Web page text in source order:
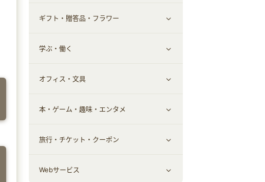
定額制有料コンテンツ
仮想通貨
その他投資
キャッシング・ローン
その他金融
保険相談・面談
すべて見る
住まい・暮らし
不動産
引越し
エコ・エネルギー
車情報・カーシェア・レンタル
ギフト・贈答品・フラワー
すべて見る
ギフト・贈答品
学ぶ・働く
すべて見る
習い事・学習・学校
仕事・転職
オフィス・文具
すべて見る
オフィス・文具
本・ゲーム・趣味・エンタメ
すべて見る
ゲーム・趣味
旅行・チケット・クーポン
すべて見る
Webサービス